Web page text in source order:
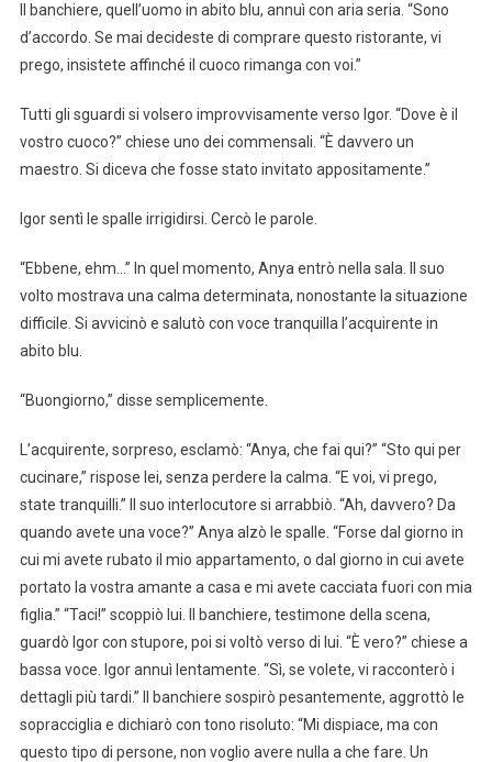
Il banchiere, quell’uomo in abito blu, annuì con aria seria. “Sono
d’accordo. Se mai decideste di comprare questo ristorante, vi
prego, insistete affinché il cuoco rimanga con voi.”
Tutti gli sguardi si volsero improvvisamente verso Igor. “Dove è il
vostro cuoco?” chiese uno dei commensali. “È davvero un
maestro. Si diceva che fosse stato invitato appositamente.”
Igor sentì le spalle irrigidirsi. Cercò le parole.
“Ebbene, ehm…” In quel momento, Anya entrò nella sala. Il suo
volto mostrava una calma determinata, nonostante la situazione
difficile. Si avvicinò e salutò con voce tranquilla l’acquirente in
abito blu.
“Buongiorno,” disse semplicemente.
L’acquirente, sorpreso, esclamò: “Anya, che fai qui?” “Sto qui per
cucinare,” rispose lei, senza perdere la calma. “E voi, vi prego,
state tranquilli.” Il suo interlocutore si arrabbiò. “Ah, davvero? Da
quando avete una voce?” Anya alzò le spalle. “Forse dal giorno in
cui mi avete rubato il mio appartamento, o dal giorno in cui avete
portato la vostra amante a casa e mi avete cacciata fuori con mia
figlia.” “Taci!” scoppiò lui. Il banchiere, testimone della scena,
guardò Igor con stupore, poi si voltò verso di lui. “È vero?” chiese a
bassa voce. Igor annuì lentamente. “Sì, se volete, vi racconterò i
dettagli più tardi.” Il banchiere sospirò pesantemente, aggrottò le
sopracciglia e dichiarò con tono risoluto: “Mi dispiace, ma con
questo tipo di persone, non voglio avere nulla a che fare. Un